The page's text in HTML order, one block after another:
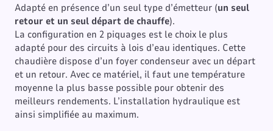
Adapté en présence d’un seul type d’émetteur (un seul
retour et un seul départ de chauffe).
La configuration en 2 piquages est le choix le plus
adapté pour des circuits à lois d’eau identiques. Cette
chaudière dispose d’un foyer condenseur avec un départ
et un retour. Avec ce matériel, il faut une température
moyenne la plus basse possible pour obtenir des
meilleurs rendements. L’installation hydraulique est
ainsi simplifiée au maximum.